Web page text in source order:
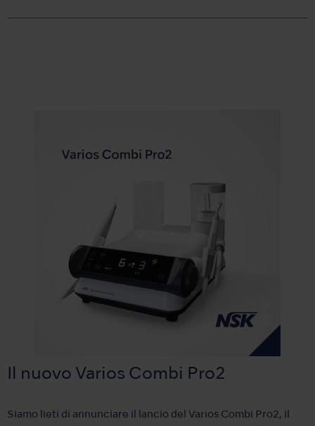
Il nuovo Varios Combi Pro2
Siamo lieti di annunciare il lancio del Varios Combi Pro2, il